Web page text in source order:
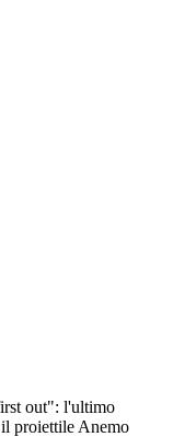
out": l'ultimo
proiettile Anemo